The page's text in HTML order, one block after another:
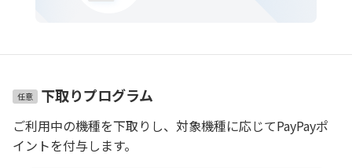
下取りプログラム
ご利用中の機種を下取りし、対象機種に応じてPayPayポ
イントを付与します。